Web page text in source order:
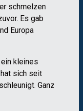
schmelzen
Es gab
Europa
kleines
sich seit
Ganz